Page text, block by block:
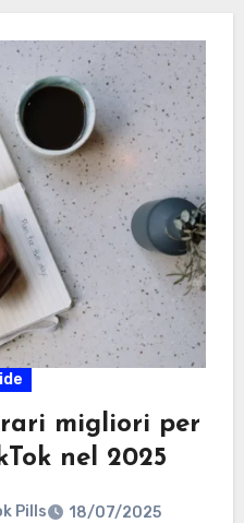
migliori per
nel 2025
Pills
18/07/2025